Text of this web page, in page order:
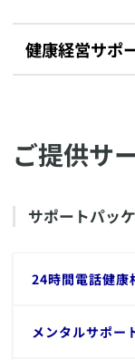
健康経営サポ
医療治療保険（無
重症化予防支援保
終身医療保険（09）
無解約払いもど
限定告知型終身医
ガン治療保険（無
生活障害保障型定
生活障害保障型逓
ご提供サ
サポートパッ
​24時間電話健康
メンタルサポー